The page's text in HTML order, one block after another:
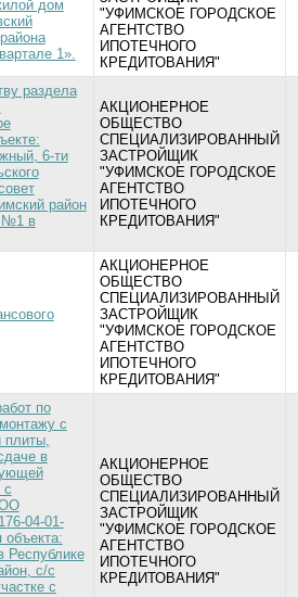
дом
1».
"УФИМСКОЕ ГОРОДСКОЕ
АГЕНТСТВО
ИПОТЕЧНОГО
КРЕДИТОВАНИЯ"
раздела
6-ти
район
№1 в
АКЦИОНЕРНОЕ
ОБЩЕСТВО
СПЕЦИАЛИЗИРОВАННЫЙ
ЗАСТРОЙЩИК
"УФИМСКОЕ ГОРОДСКОЕ
АГЕНТСТВО
ИПОТЕЧНОГО
КРЕДИТОВАНИЯ"
АКЦИОНЕРНОЕ
ОБЩЕСТВО
СПЕЦИАЛИЗИРОВАННЫЙ
ЗАСТРОЙЩИК
"УФИМСКОЕ ГОРОДСКОЕ
АГЕНТСТВО
ИПОТЕЧНОГО
КРЕДИТОВАНИЯ"
по
с
плиты,
в
с
04-01-
объекта:
Республике
с/с
с
АКЦИОНЕРНОЕ
ОБЩЕСТВО
СПЕЦИАЛИЗИРОВАННЫЙ
ЗАСТРОЙЩИК
"УФИМСКОЕ ГОРОДСКОЕ
АГЕНТСТВО
ИПОТЕЧНОГО
КРЕДИТОВАНИЯ"